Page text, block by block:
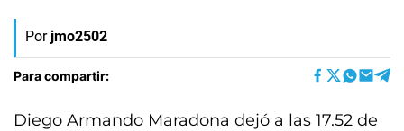
Por jmo2502
Para compartir:
Diego Armando Maradona dejó a las 17.52 de